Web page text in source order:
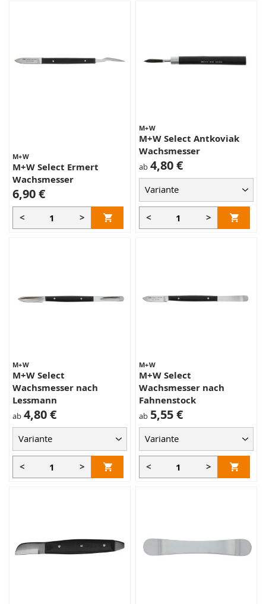
M+W
M+W Select Ermert
Wachsmesser
6,90 €
< >
M+W
M+W Select Antkoviak
Wachsmesser
ab 4,80 €
< >
M+W
M+W Select
Wachsmesser nach
Lessmann
ab 4,80 €
< >
M+W
M+W Select
Wachsmesser nach
Fahnenstock
ab 5,55 €
< >